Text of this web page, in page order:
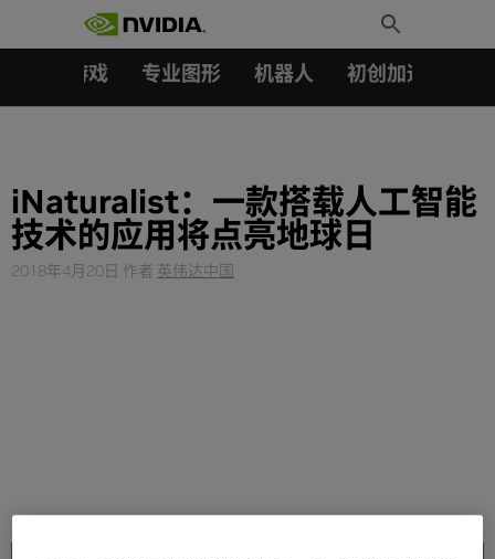
Toggle
Search
游戏 专业图形 机器人 初创加速会员成
iNaturalist：一款搭载人工智能
技术的应用将点亮地球日
2018年4月20日 作者 英伟达中国